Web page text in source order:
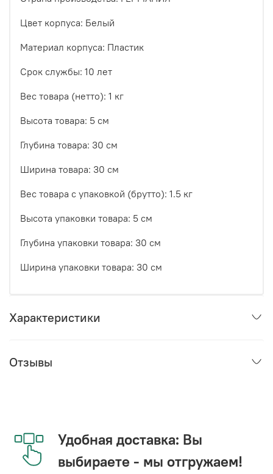
Цвет корпуса: Белый
Материал корпуса: Пластик
Срок службы: 10 лет
Вес товара (нетто): 1 кг
Высота товара: 5 см
Глубина товара: 30 см
Ширина товара: 30 см
Вес товара с упаковкой (брутто): 1.5 кг
Высота упаковки товара: 5 см
Глубина упаковки товара: 30 см
Ширина упаковки товара: 30 см
Характеристики
Отзывы
Удобная доставка: Вы
выбираете - мы отгружаем!